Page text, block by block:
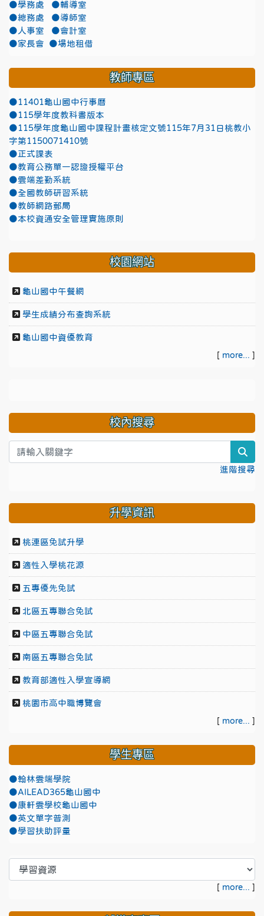
●學務處
●輔導室
●總務處
●導師室
●人事室
●會計室
●家長會
●場地租借
教師專區
●11401龜山國中行事曆
●115學年度教科書版本
●115學年度龜山國中課程計畫核定文號115年7月31日桃教小
字第1150071410號
●正式課表
●教育公務單一認證授權平台
●雲端差勤系統
●全國教師研習系統
●教師網路郵局
●本校資通安全管理實施原則
校園網站
龜山國中午餐網
學生成績分布查詢系統
龜山國中資優教育
[ more... ]
校內搜尋
進階搜尋
升學資訊
桃連區免試升學
適性入學桃花源
五專優先免試
北區五專聯合免試
中區五專聯合免試
南區五專聯合免試
教育部適性入學宣導網
桃園市高中職博覽會
[ more... ]
學生專區
●翰林雲端學院
●AILEAD365龜山國中
●康軒雲學校龜山國中
●英文單字普測
●學習扶助評量
[ more... ]